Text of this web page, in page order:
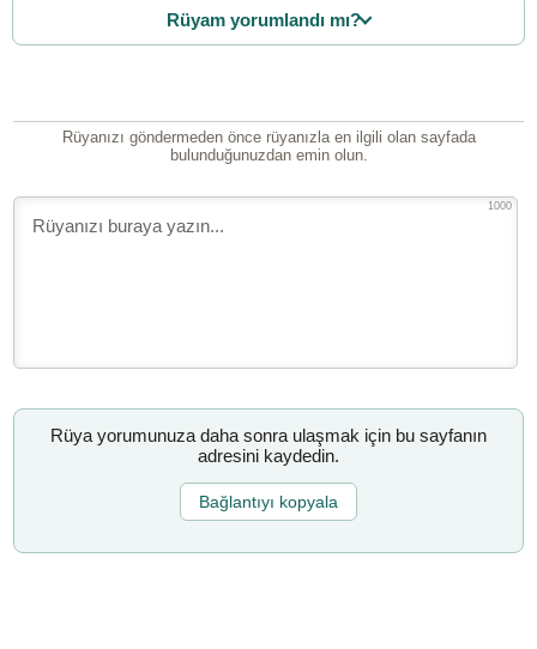
Rüyam yorumlandı mı?
Rüyanızı göndermeden önce rüyanızla en ilgili olan sayfada
bulunduğunuzdan emin olun.
1000
Rüya yorumunuza daha sonra ulaşmak için bu sayfanın
adresini kaydedin.
Bağlantıyı kopyala